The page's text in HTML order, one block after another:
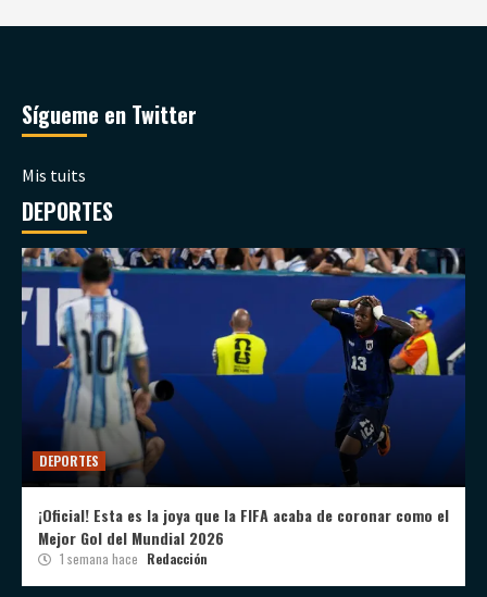
Sígueme en Twitter
Mis tuits
DEPORTES
DEPORTES
¡Oficial! Esta es la joya que la FIFA acaba de coronar como el
Mejor Gol del Mundial 2026
1 semana hace Redacción